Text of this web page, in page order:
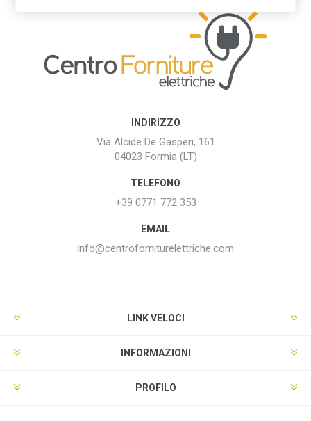
INDIRIZZO
Via Alcide De Gasperi, 161
04023 Formia (LT)
TELEFONO
+39 0771 772 353
EMAIL
info@centroforniturelettriche.com
LINK VELOCI
INFORMAZIONI
PROFILO